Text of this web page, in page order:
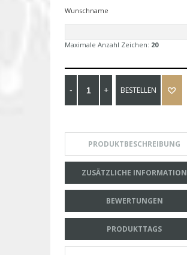
Wunschname
Maximale Anzahl Zeichen: 20
BESTELLEN
PRODUKTBESCHREIBUNG
ZUSÄTZLICHE INFORMATION
BEWERTUNGEN
PRODUKTTAGS